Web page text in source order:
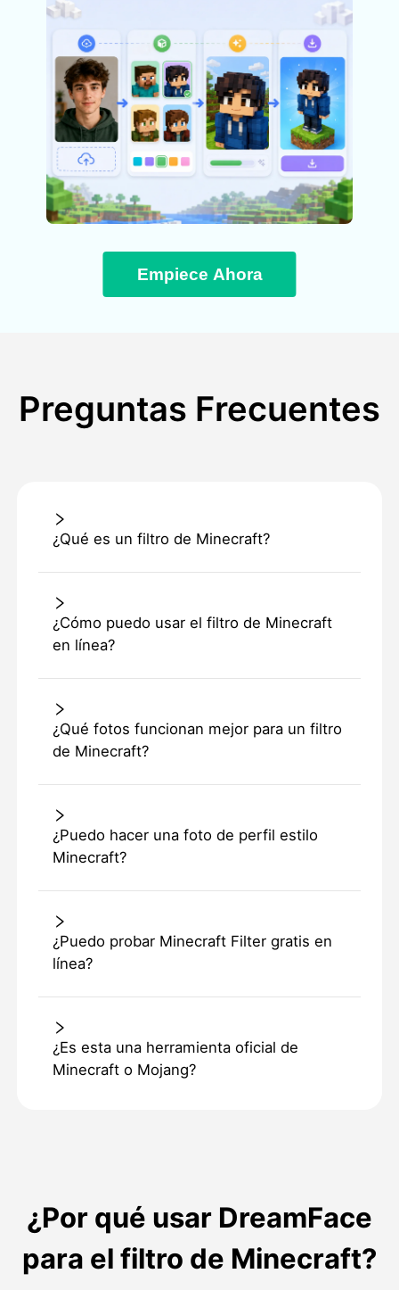
Empiece Ahora
Preguntas Frecuentes
¿Qué es un filtro de Minecraft?
¿Cómo puedo usar el filtro de Minecraft
en línea?
¿Qué fotos funcionan mejor para un filtro
de Minecraft?
¿Puedo hacer una foto de perfil estilo
Minecraft?
¿Puedo probar Minecraft Filter gratis en
línea?
¿Es esta una herramienta oficial de
Minecraft o Mojang?
¿Por qué usar DreamFace
para el filtro de Minecraft?